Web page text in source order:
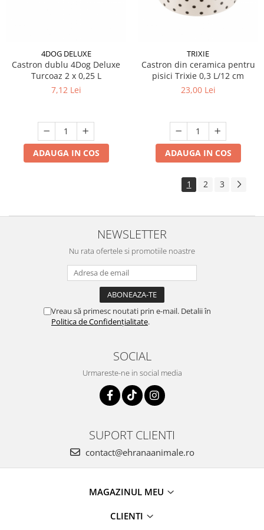
4DOG DELUXE
Castron dublu 4Dog Deluxe
Turcoaz 2 x 0,25 L
7,12 Lei
ADAUGA IN COS
TRIXIE
Castron din ceramica pentru
pisici Trixie 0,3 L/12 cm
23,00 Lei
ADAUGA IN COS
1 2 3
NEWSLETTER
Nu rata ofertele si promotiile noastre
Vreau să primesc noutati prin e-mail. Detalii în
Politica de Confidențialitate.
SOCIAL
Urmareste-ne in social media
SUPORT CLIENTI
contact@ehranaanimale.ro
MAGAZINUL MEU
CLIENTI